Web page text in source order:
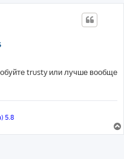
trusty или лучше вообще
5.8